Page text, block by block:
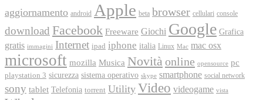
aggiornamento android Apple beta browser cellulari console
download Facebook Freeware Giochi Google Grafica
gratis immagini Internet ipad iphone italia Linux Mac mac osx
microsoft mozilla Musica Novità online opensource pc
playstation 3 sicurezza sistema operativo skype smartphone social network
sony tablet Telefonia torrent Utility Video videogame vista